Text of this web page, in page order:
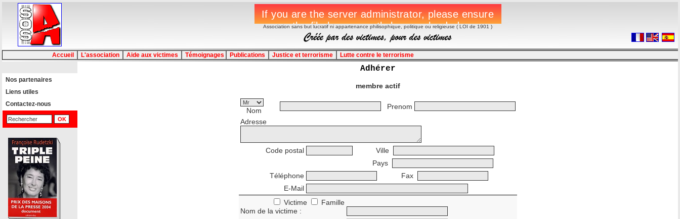
Association sans but lucratif ni appartenance philisophique, politique ou religieuse ( LOI de 1901 )
Accueil L'association Aide aux victimes Témoignages Publications Justice et terrorisme Lutte contre le terrorisme
Nos partenaires
Liens utiles
Contactez-nous
Adhérer
membre actif
Nom
Prenom
Adresse
Code postal
Ville
Pays
Téléphone
Fax
E-Mail
Victime
Famille
Nom de la victime :